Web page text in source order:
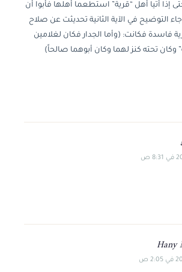
إذا أتيا أهل “قرية” استطعما أهلها فأبوا أن
التوضيح في الآية الثانية تحديثت عن صلاح
فاسدة فكانت: (وأما الجدار فكان لغلامين
وكان تحته كنز لهما وكان أبوهما صالحاً)
Hany